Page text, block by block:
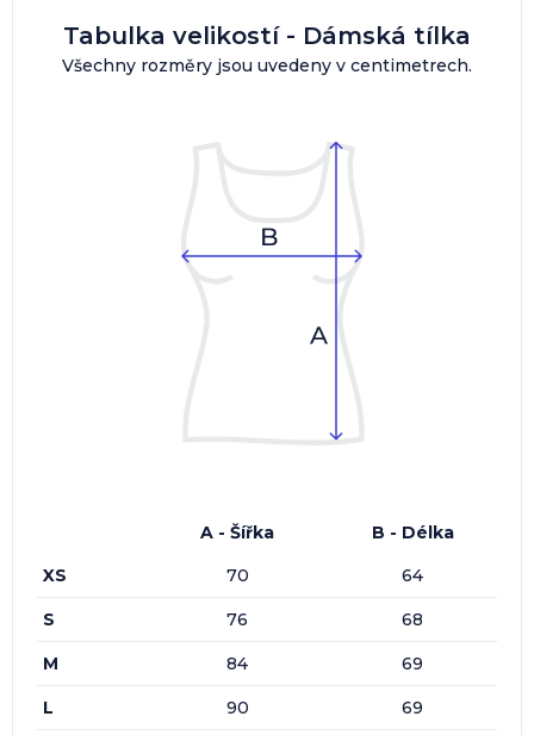
Tabulka velikostí - Dámská tílka
Všechny rozměry jsou uvedeny v centimetrech.
A - Šířka
B - Délka
XS
70 64
S 76 68
M 84 69
L 90 69